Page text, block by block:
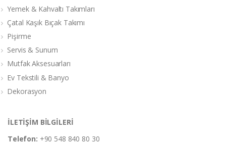
Yemek & Kahvaltı Takımları
Çatal Kaşık Bıçak Takımı
Pişirme
Servis & Sunum
Mutfak Aksesuarları
Ev Tekstili & Banyo
Dekorasyon
İLETİŞİM BİLGİLERİ
Telefon: +90 548 840 80 30